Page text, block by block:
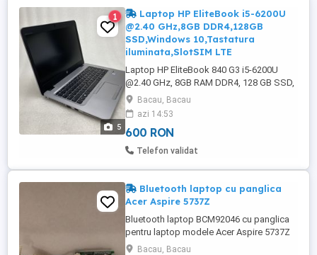
5
1
Laptop HP EliteBook i5-6200U
@2.40 GHz,8GB DDR4,128GB
SSD,Windows 10,Tastatura
iluminata,SlotSIM LTE
Laptop HP EliteBook 840 G3 i5-6200U
@2.40 GHz, 8GB RAM DDR4, 128 GB SSD,
Windows 10 Pro, Tastatura iluminata,
SlotSIM LTE PRET FIX !!! VA RUGAM , NU
SUNATI PENTRU NEGOCIERI , SCHIMBURI
! RUGAM SI OFERIM SERIOZITATE !
Bacau, Bacau
azi 14:53
600 RON
Telefon validat
Bluetooth laptop cu panglica
Acer Aspire 5737Z
Bluetooth laptop BCM92046 cu panglica
pentru laptop modele Acer Aspire 5737Z
în stare foarte bună!
Bacau, Bacau